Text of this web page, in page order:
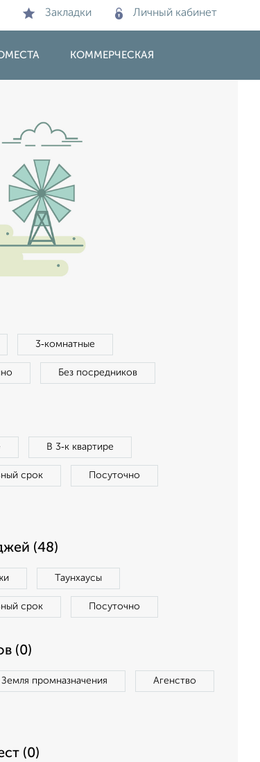
Закладки Личный кабинет
КОММЕРЧЕСКАЯ
3‑комнатные
Без посредников
В 3‑к квартире
срок Посуточно
(48)
Таунхаусы
срок Посуточно
(0)
Земля промназначения Агенство
(0)